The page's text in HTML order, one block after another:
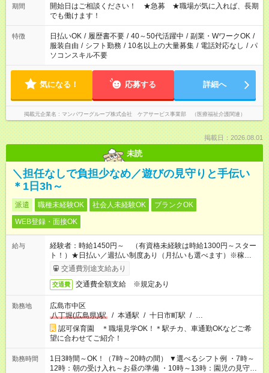
ん ※法令に基づき、週20時間以上勤務は社会保険への加入対象
となります ※労働者派遣法（日雇い派遣の原則禁止）により、
短時間・短期間の就業はご案内が難しい場合があります
期間
開始日はご相談ください！ ★急募 ★職場が気に入れば、長期
でも働けます！
特徴 日払いOK / 履歴書不要 / 40～50代活躍中 / 副業・WワークOK /
服装自由 / シフト勤務 / 10名以上の大量募集 / 電話対応なし / パ
ソコンスキル不要
気になる！ 応募する 詳細へ
掲載元企業名 マンパワーグループ株式会社 ケアサービス事業部 （医療福祉介護関連）
掲載日：2026.08.01
未読
＼担任なしで負担少なめ／遊びの見守りと手伝い
＊1日3h～
派遣 職種未経験OK 社会人未経験OK
ブランクOK
WEB登録・面接OK
給与
経験者：時給1450円～ （有資格未経験は時給1300円～スター
ト！）★日払い／週払い制度あり（月払いも選べます）※稼働開
始時は手続き完了次第のお支払いとなります★フルタイムできる
方は100円アップ！
交通費別途支給あり
交通費 交通費全額支給 ※規定あり
勤務地
広島市中区
八丁堀(広島県)駅
/ 本通駅 / 十日市町駅 / …
認可保育園 ＊職場見学OK！＊駅チカ、車通勤OKなどご希
望に合わせてご紹介！
勤務時間
1日3時間～OK！（7時～20時の間） ▼選べるシフト例 ・7時～
12時：朝の受け入れ～お昼の準備 ・10時～13時：園児の見守り